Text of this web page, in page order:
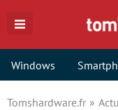
Windows
Tomshardware.fr